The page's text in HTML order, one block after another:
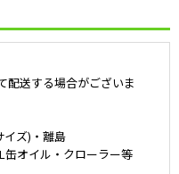
送する場合がございま
イズ)・離島
缶オイル・クローラー等